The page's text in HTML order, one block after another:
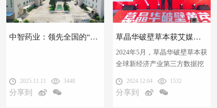
中智药业：领先全国的“破壁”突围 | 中山健康医药产业“全运会”
2025.11.11 3448
分享到
草晶华破壁草本获艾媒咨询“破壁草本开创者”等双项市场地位确认
2024年5月，草晶华破壁草本获
全球新经济产业第三方数据挖
Research(艾媒咨询)授予的“破
壁草本开创者”、“2019-2023年
2024.12.04 1532
分享到